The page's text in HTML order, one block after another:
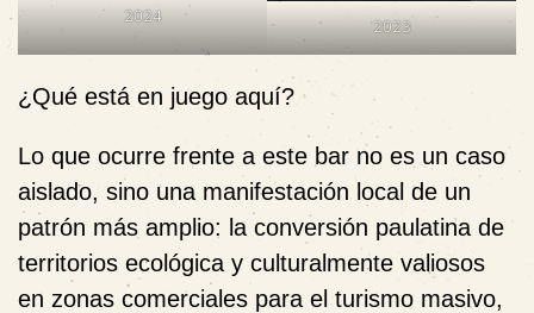
2024 2023
¿Qué está en juego aquí?
Lo que ocurre frente a este bar no es un caso
aislado, sino una manifestación local de un
patrón más amplio: la conversión paulatina de
territorios ecológica y culturalmente valiosos
en zonas comerciales para el turismo masivo,